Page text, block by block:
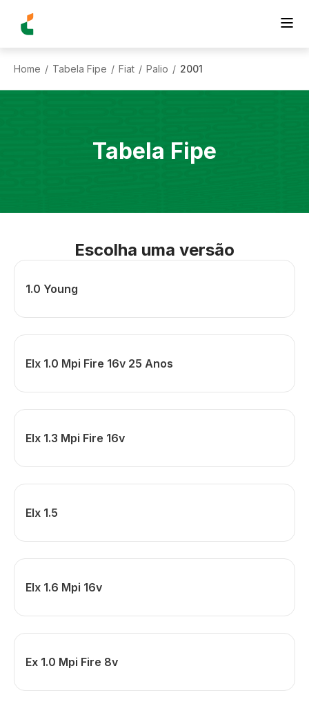
Home / Tabela Fipe / Fiat / Palio / 2001
Tabela Fipe
Escolha uma versão
1.0 Young
Elx 1.0 Mpi Fire 16v 25 Anos
Elx 1.3 Mpi Fire 16v
Elx 1.5
Elx 1.6 Mpi 16v
Ex 1.0 Mpi Fire 8v